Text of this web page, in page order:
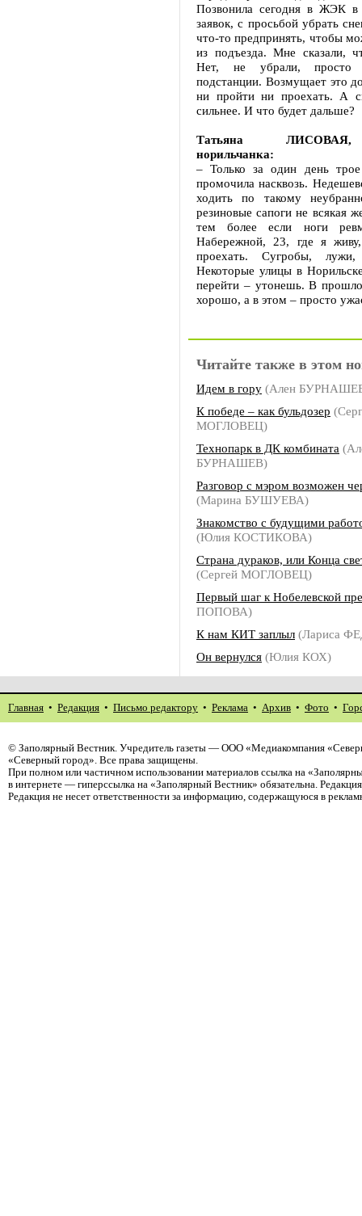
Позвонила сегодня в ЖЭК в
заявок, с просьбой убрать
что-то предпринять, чтобы
из подъезда. Мне сказали,
Нет, не убрали, просто
подстанции. Возмущает это
ни пройти ни проехать. А
сильнее. И что будет дальше?
Татьяна ЛИСОВАЯ,
норильчанка:
– Только за один день
промочила насквозь.
ходить по такому
резиновые сапоги не всякая
тем более если ноги
Набережной, 23, где я
проехать. Сугробы,
Некоторые улицы в
перейти – утонешь. В
хорошо, а в этом – просто
Читайте также в этом
Идем в гору (Ален
К победе – как бульдозер
МОГЛОВЕЦ)
Технопарк в ДК комбината
БУРНАШЕВ)
Разговор с мэром возможен
(Марина БУШУЕВА)
Знакомство с будущими
(Юлия КОСТИКОВА)
Страна дураков, или Конца
(Сергей МОГЛОВЕЦ)
Первый шаг к Нобелевской
ПОПОВА)
К нам КИТ заплыл (Лариса
Он вернулся (Юлия КОХ)
Главная • Редакция • Письмо редактору • Реклама • Архив • Фото •
© Заполярный Вестник. Учредитель газеты — ООО «Медиакомпания
«Северный город». Все права защищены.
При полном или частичном использовании материалов ссылка на
в интернете — гиперссылка на «Заполярный Вестник» обязательна.
Редакция не несет ответственности за информацию, содержащуюся в